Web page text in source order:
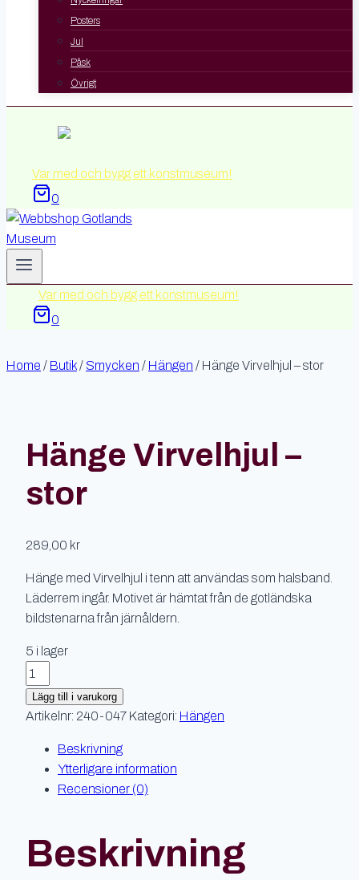
Posters
Jul
Påsk
Övrigt
Var med och bygg ett konstmuseum!
0
Var med och bygg ett konstmuseum!
0
Home / Butik/ Smycken / Hängen / Hänge Virvelhjul – stor
Hänge Virvelhjul –
stor
289,00 kr
Hänge med Virvelhjul i tenn att användas som halsband.
Läderrem ingår. Motivet är hämtat från de gotländska
bildstenarna från järnåldern.
5 i lager
Hänge
Virvelhjul
-
mängd
Lägg till i varukorg
Artikelnr: 240-047 Kategori: Hängen
Beskrivning
Ytterligare information
Recensioner (0)
Beskrivning